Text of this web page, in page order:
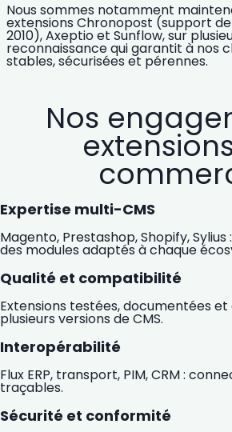
Nous sommes notamment
extensions Chronopost (support de
2010),Axeptioet Sunflow, sur
reconnaissance qui garantit à nos
stables, sécurisées et pérennes.
Nos
Expertise multi-CMS
Magento, Prestashop, Shopify,
des modules adaptés à chaque
Qualité et compatibilité
Extensions testées, documentées
plusieurs versions de CMS.
Interopérabilité
Flux ERP, transport, PIM, CRM :
traçables.
Sécurité et conformité